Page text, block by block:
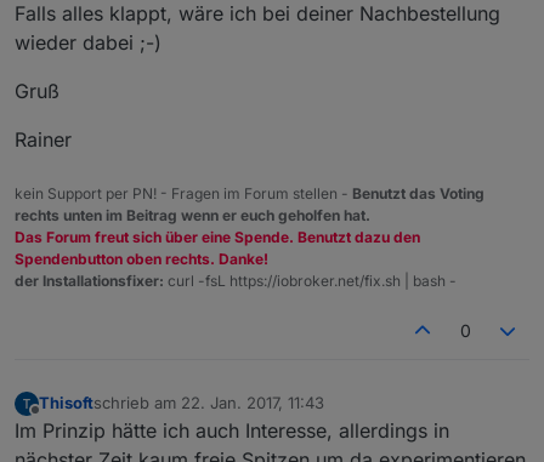
Falls alles klappt, wäre ich bei deiner Nachbestellung
wieder dabei ;-)
Gruß
Rainer
kein Support per PN! - Fragen im Forum stellen - Benutzt das Voting
rechts unten im Beitrag wenn er euch geholfen hat.
Das Forum freut sich über eine Spende. Benutzt dazu den
Spendenbutton oben rechts. Danke!
der Installationsfixer: curl -fsL https://iobroker.net/fix.sh | bash -
0
Offline
Thisoftschrieb am 22. Jan. 2017, 11:43
zuletzt editiert von
Im Prinzip hätte ich auch Interesse, allerdings in